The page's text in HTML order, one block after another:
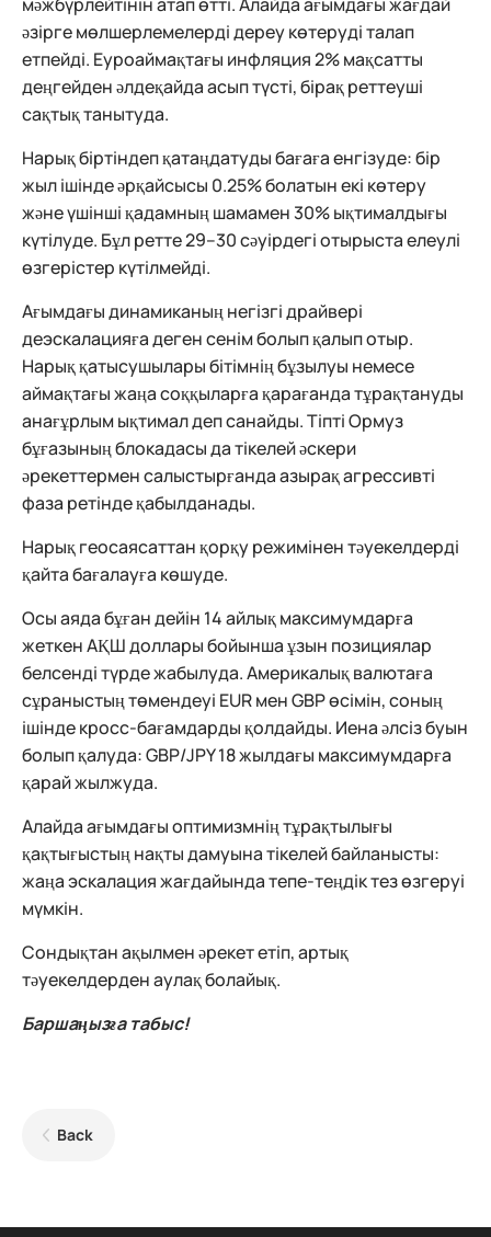
әзірге мөлшерлемелерді дереу көтеруді талап
етпейді. Еуроаймақтағы инфляция 2% мақсатты
деңгейден әлдеқайда асып түсті, бірақ реттеуші
сақтық танытуда.
Нарық біртіндеп қатаңдатуды бағаға енгізуде: бір
жыл ішінде әрқайсысы 0.25% болатын екі көтеру
және үшінші қадамның шамамен 30% ықтималдығы
күтілуде. Бұл ретте 29–30 сәуірдегі отырыста елеулі
өзгерістер күтілмейді.
Ағымдағы динамиканың негізгі драйвері
деэскалацияға деген сенім болып қалып отыр.
Нарық қатысушылары бітімнің бұзылуы немесе
аймақтағы жаңа соққыларға қарағанда тұрақтануды
анағұрлым ықтимал деп санайды. Тіпті Ормуз
бұғазының блокадасы да тікелей әскери
әрекеттермен салыстырғанда азырақ агрессивті
фаза ретінде қабылданады.
Нарық геосаясаттан қорқу режимінен тәуекелдерді
қайта бағалауға көшуде.
Осы аяда бұған дейін 14 айлық максимумдарға
жеткен АҚШ доллары бойынша ұзын позициялар
белсенді түрде жабылуда. Америкалық валютаға
сұраныстың төмендеуі EUR мен GBP өсімін, соның
ішінде кросс-бағамдарды қолдайды. Иена әлсіз буын
болып қалуда: GBP/JPY 18 жылдағы максимумдарға
қарай жылжуда.
Алайда ағымдағы оптимизмнің тұрақтылығы
қақтығыстың нақты дамуына тікелей байланысты:
жаңа эскалация жағдайында тепе-теңдік тез өзгеруі
мүмкін.
Сондықтан ақылмен әрекет етіп, артық
тәуекелдерден аулақ болайық.
Баршаңызға табыс!
Back